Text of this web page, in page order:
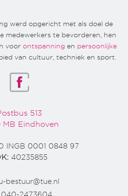
werd opgericht met als doel de
medewerkers te bevorderen, hen
voor ontspanning en persoonlijke
van cultuur, techniek en sport.
513
MB Eindhoven
INGB 0001 0848 97
40235855
bestuur@tue.nl
040-2473604